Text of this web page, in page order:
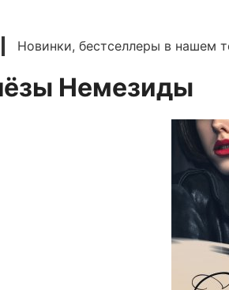
Новинки, бестселлеры в нашем
Немезиды